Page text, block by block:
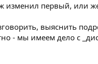
изменил первый, или
выяснить
- мы имеем дело с